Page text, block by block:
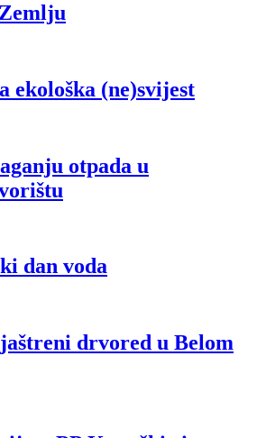
ekološka (ne)svijest
otpada u
dan voda
drvored u Belom